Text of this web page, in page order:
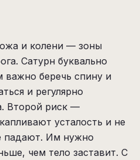
и колени — зоны
Сатурн буквально
важно беречь спину и
и регулярно
Второй риск —
усталость и не
падают. Им нужно
чем тело заставит. С